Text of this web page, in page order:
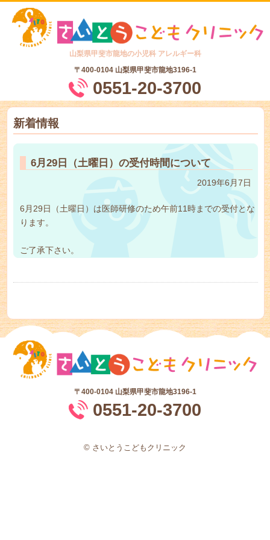
山梨県甲斐市龍地の小児科 アレルギー科
〒400-0104 山梨県甲斐市龍地3196-1
0551-20-3700
新着情報
6月29日（土曜日）の受付時間について
2019年6月7日
6月29日（土曜日）は医師研修のため午前11時までの受付とな
ります。
ご了承下さい。
〒400-0104 山梨県甲斐市龍地3196-1
0551-20-3700
© さいとうこどもクリニック